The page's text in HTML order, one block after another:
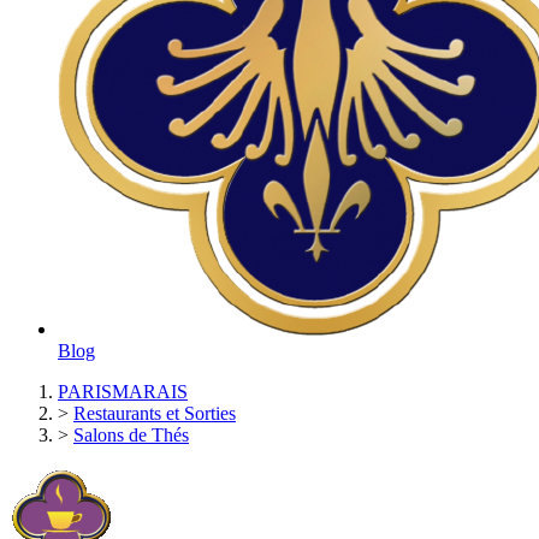
Blog
PARISMARAIS
> Restaurants et Sorties
> Salons de Thés